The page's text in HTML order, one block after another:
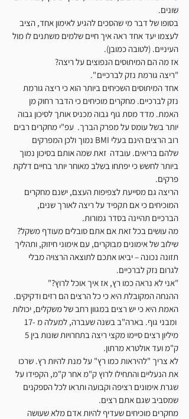
שונים.
בסופו של דבר מי שהסכים להגיע לאימון אחד, הציב
לעצמו יעד אחד ראה איך חיים שלמים משתנים לו מול
העיניים. (לטובה כמובן).
אז מה הם המיתוסים הנפוצים על ריצה?
"ריצה גורמת נזק לברכיים ".
אחד המיתוסים השכיחים ביותר הוא כי ריצה גורמת
נזק לברכיים. מחקרים מוכיחים כי הדבר רחוק מן
האמת. מדד מסת גוף גבוה מכניס אותך לסיכון גבוה
יותר בשל עומס על מפרק הברך.  עפ"י מחקרים רבים
רוב הרצים הינם בעלי BMI נמוך ולכן המפרקים
שלהם בריאים. עובדה  זאת שמה אותם בסיכון נמוך
ביותר לחשש כי יפתחו בשלב מאוחר יותר בחיים דלקת
פרקים.
הריצה גם מסייעת לצפיפות העצם, ישנם מחקרים
המוכיחים כי אם תקפיד על ריצה לאורך שנים,
הברכיים תהיינה בסדר גמורות.
מה עושים בכל זאת אם אתם סובלים מעודף משקל?
שילוב של אימונים מבוקרים, עם אימוני חיזוק, ותהליך
תזונה נכונה – יביאו אתכם לתוצאה הרצויה מבלי
לגרום נזק לברכיים.
"אני לא נראה כמו רץ, אז איך אוכל לרוץ?"
ההנחה המקובלת היא כי כל הרצים הם רזים ודקיקים.
האמת היא כי יש רצים במגוון רחב של משקלים, יכולות
ק"מ ועד אולטרא מרתון.
לא צריך "להיראות כמו רץ" על מנת להיות רץ. שרכו
את הנעליים והתחילו לרוץ ק"מ אחר ק"מ, הקפידו על
שגרת אימונים רציפה וקבועה ותראו לכל הספקנים
שמסביב שגם אתם רצים.
מחקרים מוכיחים שעדיף להיות אדם מלא שעושה